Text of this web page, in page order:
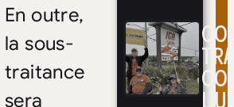
En outre,
la sous-
traitance
sera